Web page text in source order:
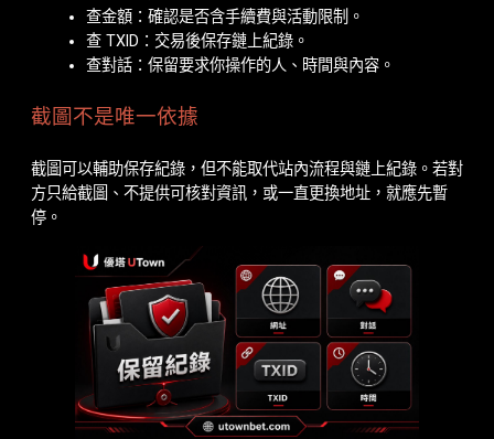
查金額：確認是否含手續費與活動限制。
查 TXID：交易後保存鏈上紀錄。
查對話：保留要求你操作的人、時間與內容。
截圖不是唯一依據
截圖可以輔助保存紀錄，但不能取代站內流程與鏈上紀錄。若對
方只給截圖、不提供可核對資訊，或一直更換地址，就應先暫
停。